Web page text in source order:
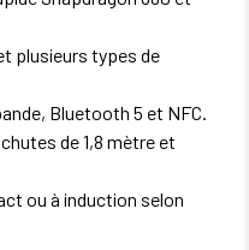
plusieurs types de
Bluetooth 5 et NFC.
de 1,8 mètre et
ou à induction selon